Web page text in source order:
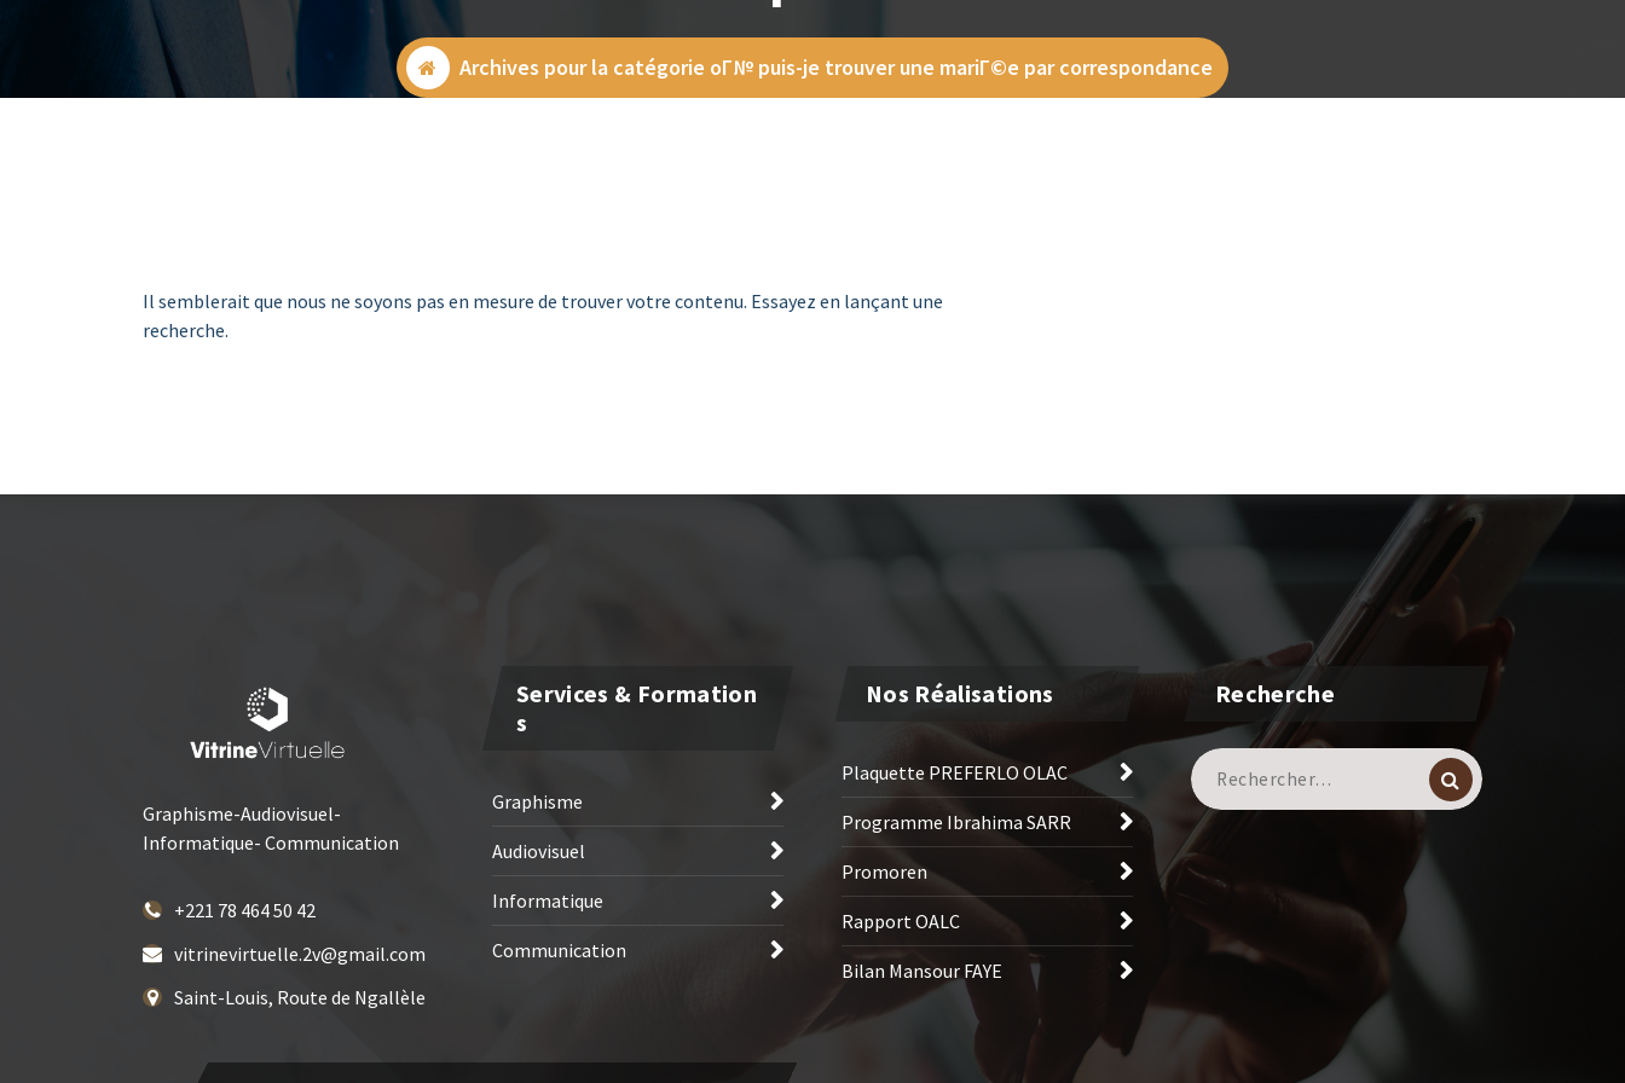
Archives pour la catégorie oГ№ puis-je trouver une mariГ©e par correspondance
Il semblerait que nous ne soyons pas en mesure de trouver votre contenu. Essayez en lançant une
recherche.
Graphisme-Audiovisuel-
Informatique- Communication
+221 78 464 50 42
vitrinevirtuelle.2v@gmail.com
Saint-Louis, Route de Ngallèle
Services & Formation
S
Graphisme
Audiovisuel
Informatique
Communication
Nos Réalisations
Plaquette PREFERLO OLAC
Programme Ibrahima SARR
Promoren
Rapport OALC
Bilan Mansour FAYE
Recherche
Recherche
pour :